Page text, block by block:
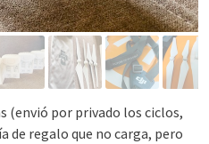
(envió por privado los ciclos,
de regalo que no carga, pero